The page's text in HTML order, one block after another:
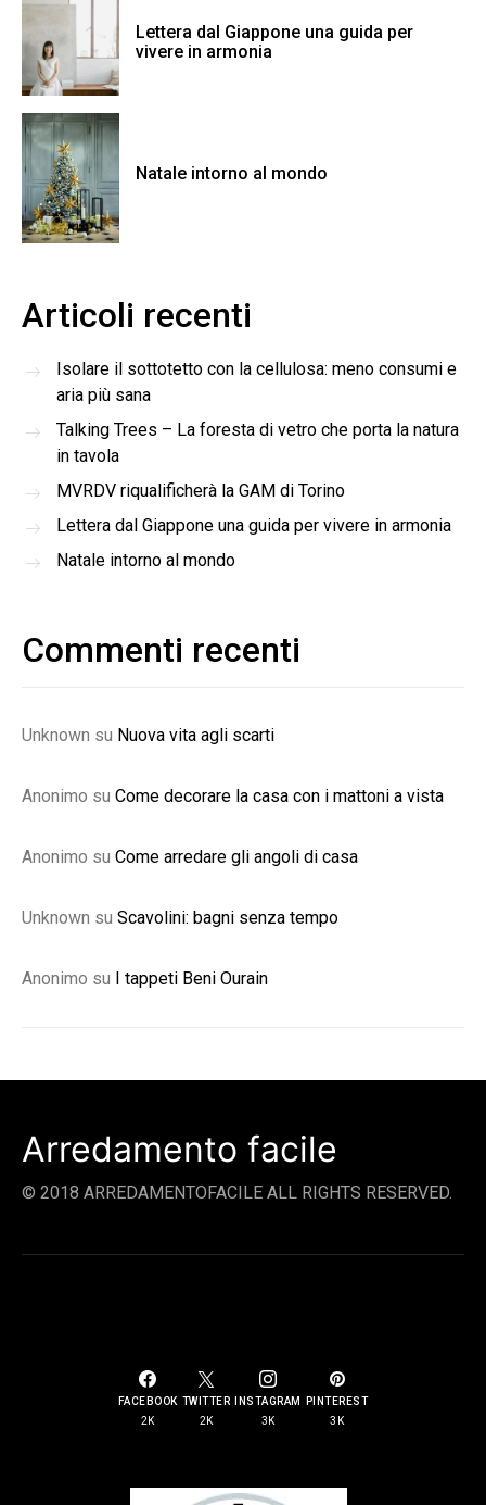
Lettera dal Giappone una guida per
vivere in armonia
Natale intorno al mondo
Articoli recenti
Isolare il sottotetto con la cellulosa: meno consumi e
aria più sana
Talking Trees – La foresta di vetro che porta la natura
in tavola
MVRDV riqualificherà la GAM di Torino
Lettera dal Giappone una guida per vivere in armonia
Natale intorno al mondo
Commenti recenti
Unknown su Nuova vita agli scarti
Anonimo su Come decorare la casa con i mattoni a vista
Anonimo su Come arredare gli angoli di casa
Unknown su Scavolini: bagni senza tempo
Anonimo su I tappeti Beni Ourain
Arredamento facile
© 2018 ARREDAMENTOFACILE ALL RIGHTS RESERVED.
FACEBOOK
2K
TWITTER
2K
INSTAGRAM
3K
PINTEREST
3K